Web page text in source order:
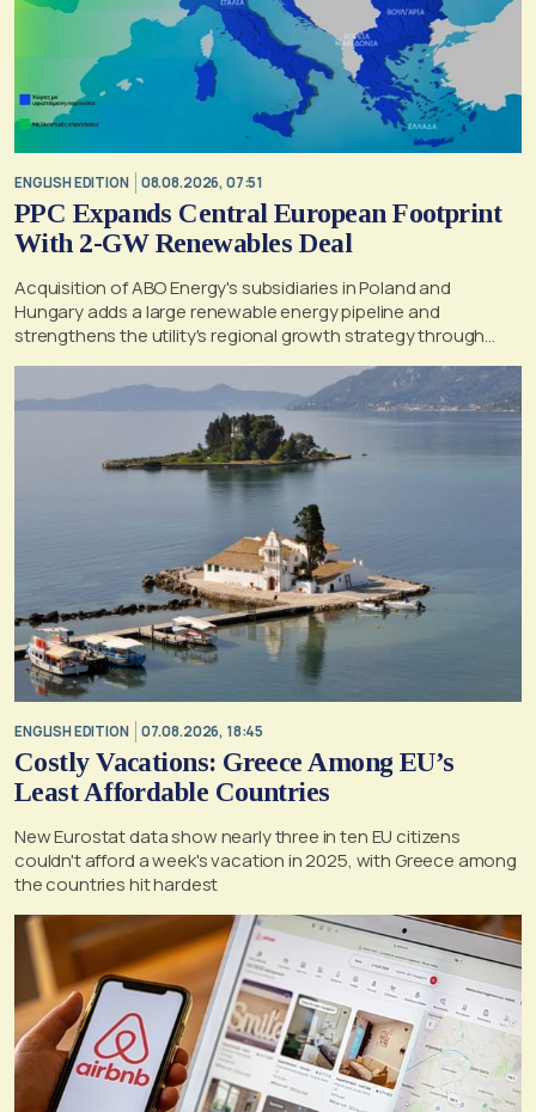
ENGLISH EDITION 08.08.2026, 07:51
PPC Expands Central European Footprint
With 2-GW Renewables Deal
Acquisition of ABO Energy's subsidiaries in Poland and
Hungary adds a large renewable energy pipeline and
strengthens the utility's regional growth strategy through
ENGLISH EDITION 07.08.2026, 18:45
Costly Vacations: Greece Among EU’s
Least Affordable Countries
New Eurostat data show nearly three in ten EU citizens
couldn't afford a week's vacation in 2025, with Greece among
the countries hit hardest